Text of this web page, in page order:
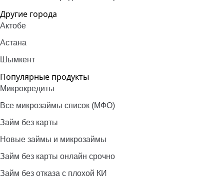
Другие города
Актобе
Астана
Шымкент
Популярные продукты
Микрокредиты
Все микрозаймы список (МФО)
Займ без карты
Новые займы и микрозаймы
Займ без карты онлайн срочно
Займ без отказа с плохой КИ